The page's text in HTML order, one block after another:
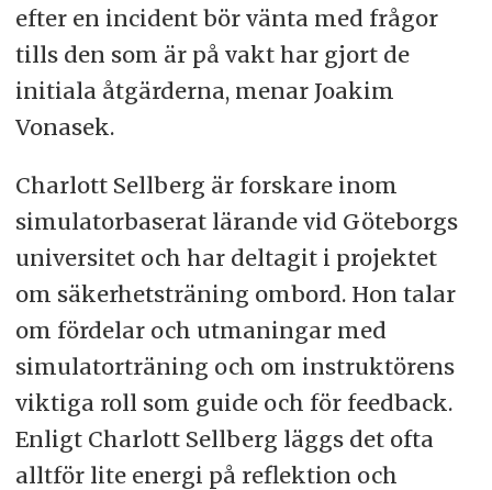
efter en incident bör vänta med frågor
tills den som är på vakt har gjort de
initiala åtgärderna, menar Joakim
Vonasek.
Charlott Sellberg är forskare inom
simulatorbaserat lärande vid Göteborgs
universitet och har deltagit i projektet
om säkerhetsträning ombord. Hon talar
om fördelar och utmaningar med
simulatorträning och om instruktörens
viktiga roll som guide och för feedback.
Enligt Charlott Sellberg läggs det ofta
alltför lite energi på reflektion och